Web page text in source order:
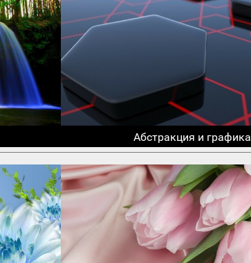
Абстракция и графика